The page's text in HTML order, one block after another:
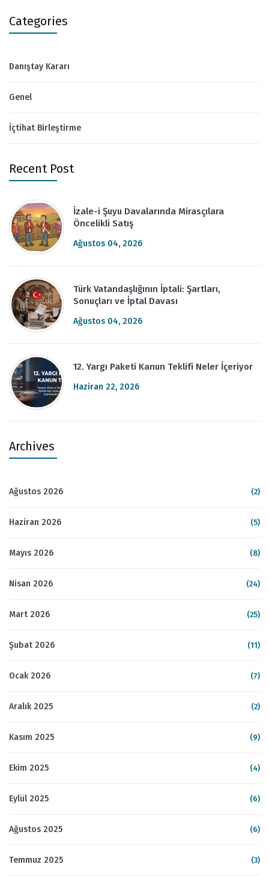
Categories
Danıştay Kararı
Genel
İçtihat Birleştirme
Recent Post
İzale-i Şuyu Davalarında Mirasçılara
Öncelikli Satış
Ağustos 04, 2026
Türk Vatandaşlığının İptali: Şartları,
Sonuçları ve İptal Davası
Ağustos 04, 2026
12. Yargı Paketi Kanun Teklifi Neler İçeriyor
Haziran 22, 2026
Archives
Ağustos 2026 (2)
Haziran 2026 (5)
Mayıs 2026 (8)
Nisan 2026 (24)
Mart 2026 (25)
Şubat 2026 (11)
Ocak 2026 (7)
Aralık 2025 (2)
Kasım 2025 (9)
Ekim 2025 (4)
Eylül 2025 (6)
Ağustos 2025 (6)
Temmuz 2025 (3)